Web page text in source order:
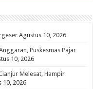
Agustus 10, 2026
Puskesmas Pajar
10, 2026
Melesat, Hampir
10, 2026